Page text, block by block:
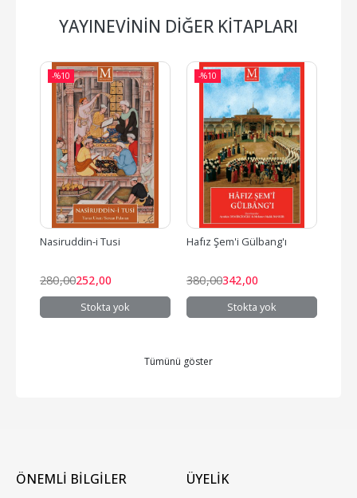
YAYINEVININ DIĞER KITAPLARI
-%10
Nasiruddin-i Tusi
280,00252,00
Stokta yok
-%10
Hafız Şem'i Gülbang'ı
380,00342,00
Stokta yok
Tümünü göster
ÖNEMLİ BİLGİLER ÜYELIK